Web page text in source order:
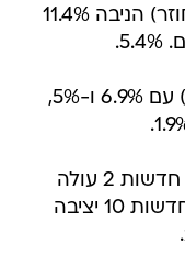
ו-13.8%, "נישואים פלוס" (שידור חוזר) הניבה 11.4%
ערוץ 10: "נפלת חזק" (שידור חוזר) עם 6.9% ו-5%,
בגזרת החדשות: "אולפן שישי" של חדשות 2 עולה
ל-15%, "שישי עם אילה חסון" של חדשות 10 יציבה